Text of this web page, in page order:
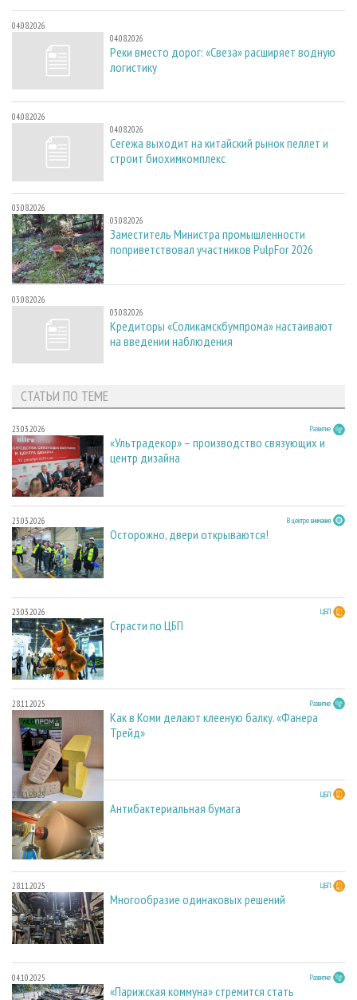
04.08.2026
04.08.2026
Реки вместо дорог: «Свеза» расширяет водную
логистику
04.08.2026
04.08.2026
Сегежа выходит на китайский рынок пеллет и
строит биохимкомплекс
03.08.2026
03.08.2026
Заместитель Министра промышленности
поприветствовал участников PulpFor 2026
03.08.2026
03.08.2026
Кредиторы «Соликамскбумпрома» настаивают
на введении наблюдения
СТАТЬИ ПО ТЕМЕ
23.03.2026 Развитие
«Ультрадекор» – производство связующих и
центр дизайна
23.03.2026 В центре внимания
Осторожно, двери открываются!
23.03.2026 ЦБП
Страсти по ЦБП
28.11.2025 Развитие
Как в Коми делают клееную балку. «Фанера
Трейд»
28.11.2025 ЦБП
Антибактериальная бумага
28.11.2025 ЦБП
Многообразие одинаковых решений
04.10.2025 Развитие
«Парижская коммуна» стремится стать